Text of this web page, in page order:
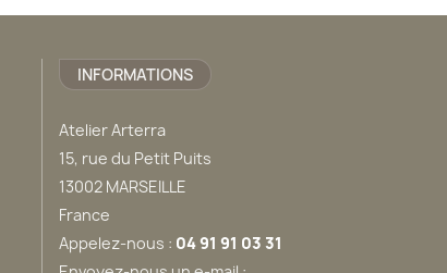
INFORMATIONS
Atelier Arterra
15, rue du Petit Puits
13002 MARSEILLE
France
Appelez-nous : 04 91 91 03 31